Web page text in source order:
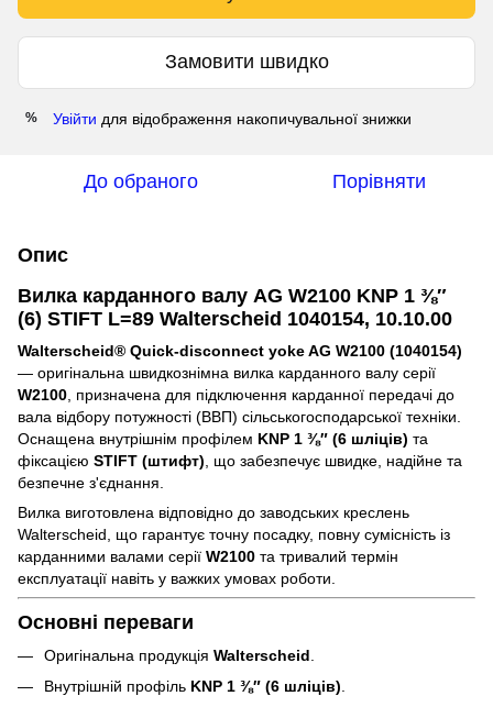
Замовити швидко
% Увійти для відображення накопичувальної знижки
До обраного Порівняти
Опис
Вилка карданного валу AG W2100 KNP 1 ⅜″
(6) STIFT L=89 Walterscheid 1040154, 10.10.00
Walterscheid® Quick-disconnect yoke AG W2100 (1040154)
— оригінальна швидкознімна вилка карданного валу серії
W2100 , призначена для підключення карданної передачі до
вала відбору потужності (ВВП) сільськогосподарської техніки.
Оснащена внутрішнім профілем KNP 1 ⅜″ (6 шліців) та
фіксацією STIFT (штифт) , що забезпечує швидке, надійне та
безпечне з'єднання.
Вилка виготовлена відповідно до заводських креслень
Walterscheid, що гарантує точну посадку, повну сумісність із
карданними валами серії W2100 та тривалий термін
експлуатації навіть у важких умовах роботи.
Основні переваги
Оригінальна продукція Walterscheid
Внутрішній профіль KNP 1 ⅜″ (6 шліців)